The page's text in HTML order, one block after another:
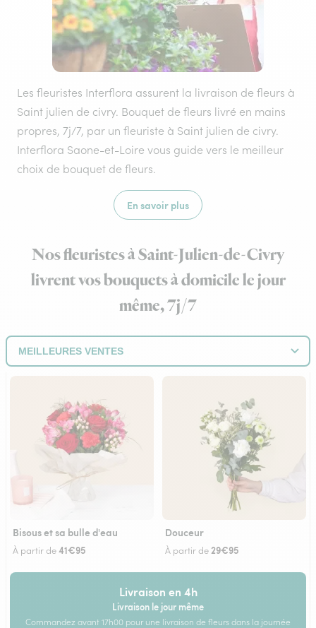
Les fleuristes Interflora assurent la livraison de fleurs à
Saint julien de civry. Bouquet de fleurs livré en mains
propres, 7j/7, par un fleuriste à Saint julien de civry.
Interflora Saone-et-Loire vous guide vers le meilleur
choix de bouquet de fleurs.
En savoir plus
Nos fleuristes à Saint-Julien-de-Civry
livrent vos bouquets à domicile le jour
même, 7j/7
Bisous et sa bulle d'eau
À partir de41€95
Douceur
À partir de29€95
Livraison en 4h
Livraison le jour même
Commandez avant 17h00 pour une livraison de fleurs dans la journée